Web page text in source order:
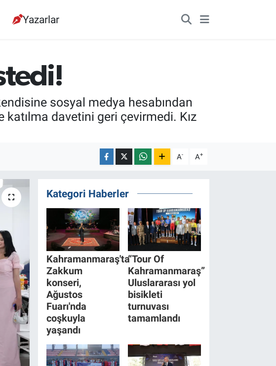
Yazarlar
sosyal medya hesabından
davetini geri çevirmedi. Kız
A- A+
Kategori Haberler
Kahramanmaraş'ta
Zakkum
konseri,
Ağustos
Fuarı'nda
coşkuyla
yaşandı
“Tour Of
Kahramanmaraş”
Uluslararası yol
bisikleti
turnuvası
tamamlandı